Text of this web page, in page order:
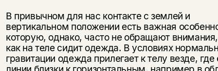
В привычном для нас контакте с землей и
вертикальном положении есть важная
которую, однако, часто не обращают
как на теле сидит одежда. В условиях
гравитации одежда прилегает к телу везде, где